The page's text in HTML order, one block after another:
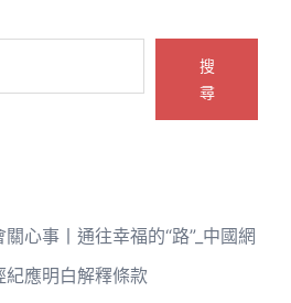
搜
尋
心事丨通往幸福的“路”_中國網
應明白解釋條款